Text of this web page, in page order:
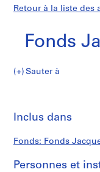
Retour à la liste des
Fonds
Fonds
Sauter à
i
(
s
Jacques
Inclus dans
Fonds: Fonds
Personnes et